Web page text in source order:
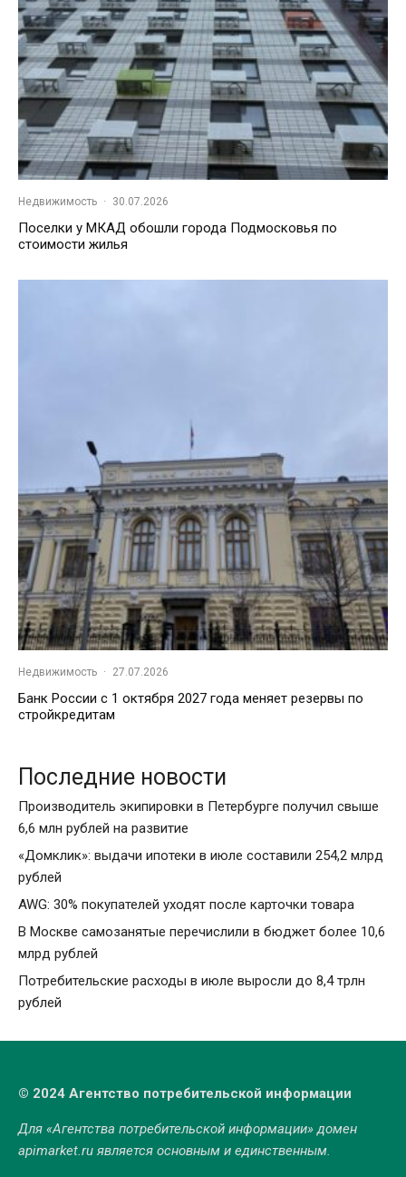
Недвижимость · 30.07.2026
Поселки у МКАД обошли города Подмосковья по
стоимости жилья
Недвижимость · 27.07.2026
Банк России с 1 октября 2027 года меняет резервы по
стройкредитам
Последние новости
Производитель экипировки в Петербурге получил свыше
6,6 млн рублей на развитие
«Домклик»: выдачи ипотеки в июле составили 254,2 млрд
рублей
AWG: 30% покупателей уходят после карточки товара
В Москве самозанятые перечислили в бюджет более 10,6
млрд рублей
Потребительские расходы в июле выросли до 8,4 трлн
рублей
© 2024 Агентство потребительской информации
Для «Агентства потребительской информации» домен
apimarket.ruявляется основным и единственным.